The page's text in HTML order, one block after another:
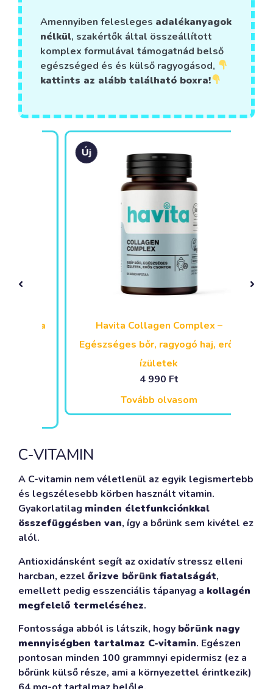
Amennyiben felesleges adalékanyagok
nélkül, szakértők által összeállított
komplex formulával támogatnád belső
egészséged és és külső ragyogásod,
kattints az alább található boxra!
Havita Collagen Complex –
Egészséges bőr, ragyogó haj, erős
ízületek
4 990 Ft
Tovább olvasom
C-VITAMIN
A C-vitamin nem véletlenül az egyik legismertebb
és legszélesebb körben használt vitamin.
Gyakorlatilag minden életfunkciónkkal
összefüggésben van, így a bőrünk sem kivétel ez
alól.
Antioxidánsként segít az oxidatív stressz elleni
harcban, ezzel őrizve bőrünk fiatalságát,
emellett pedig esszenciális tápanyag a kollagén
megfelelő termeléséhez.
Fontossága abból is látszik, hogy bőrünk nagy
mennyiségben tartalmaz C-vitamin. Egészen
pontosan minden 100 grammnyi epidermisz (ez a
bőrünk külső része, ami a környezettel érintkezik)